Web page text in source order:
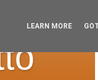
LEARN MORE